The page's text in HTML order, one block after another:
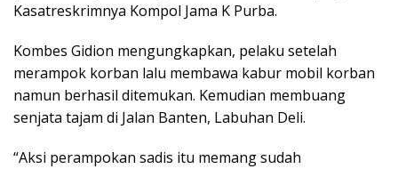
Kasatreskrimnya Kompol Jama K Purba.
Kombes Gidion mengungkapkan, pelaku setelah
merampok korban lalu membawa kabur mobil korban
namun berhasil ditemukan. Kemudian membuang
senjata tajam di Jalan Banten, Labuhan Deli.
“Aksi perampokan sadis itu memang sudah